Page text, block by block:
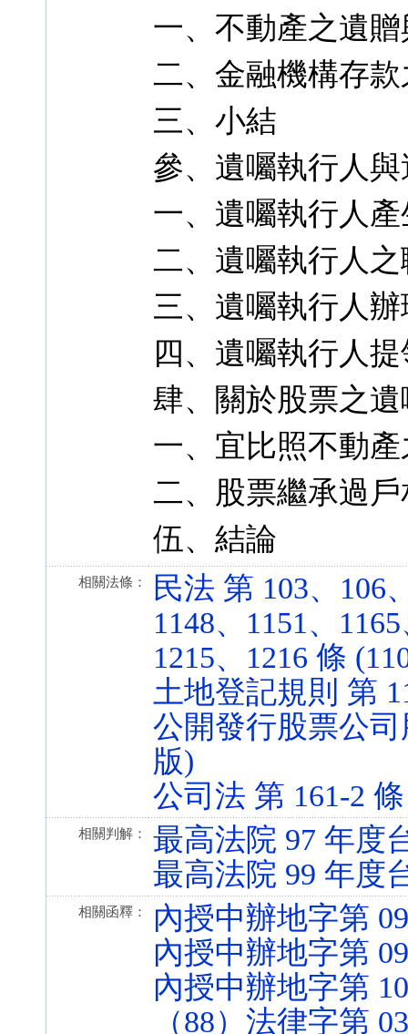
一、不動產之遺
二、金融機構存
三、小結
參、遺囑執行人
一、遺囑執行人
二、遺囑執行人
三、遺囑執行人
四、遺囑執行人
肆、關於股票之
一、宜比照不動
二、股票繼承過
伍、結論
相關法條：
民法 第 103、106
1148、1151、
1215、1216 條
土地登記規則 第
公開發行股票公司
版)
公司法 第 161-2
相關判解：
最高法院 97 年度
最高法院 99 年度
相關函釋：
內授中辦地字第
內授中辦地字第
內授中辦地字第
（88）法律字第